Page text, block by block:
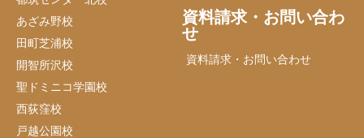
あざみ野校
田町芝浦校
開智所沢校
聖ドミニコ学園校
西荻窪校
戸越公園校
資料請求・お問い合わ
せ
資料請求・お問い合わせ